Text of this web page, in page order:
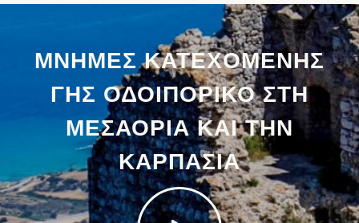
ΜΝΗΜΕΣ ΚΑΤΕΧΟΜΕΝΗΣ
ΓΗΣ ΟΔΟΙΠΟΡΙΚΟ ΣΤΗ
ΜΕΣΑΟΡΙΑ ΚΑΙ ΤΗΝ
ΚΑΡΠΑΣΙΑ